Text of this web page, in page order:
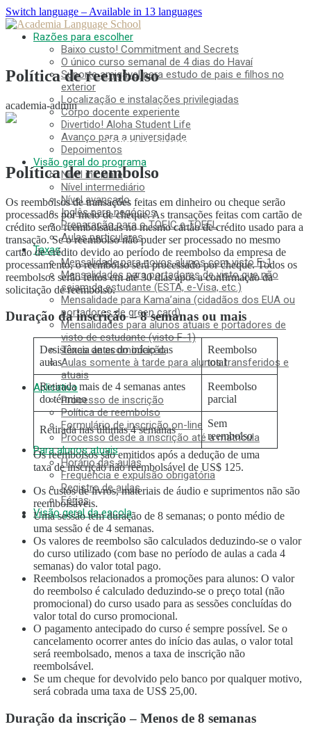
Switch language – Available in 13 languages
Razões para escolher
Baixo custo! Commitment and Secrets
O único curso semanal de 4 dias do Havaí
Suporte amigável para estudo de pais e filhos no
exterior
Localização e instalações privilegiadas
Corpo docente experiente
Divertido! Aloha Student Life
Avanço para a universidade
Depoimentos
Visão geral do programa
Nível iniciante
Nível intermediário
Nível avançado
Inglês para negócios
Preparação para o TOEIC e TOEFL
Aulas particulares
Taxas
Mensalidade para novos alunos com visto F-1
Mensalidades para portadores de visto que não
sejam de estudante (ESTA, e-Visa, etc.)
Mensalidade para Kama’aina (cidadãos dos EUA ou
portadores de green card)
Mensalidades para alunos atuais e portadores de
visto de estudante (visto F-1)
Taxas de acomodação
Aulas somente à tarde para alunos transferidos e
atuais
Aplicativo
Processo de inscrição
Política de reembolso
Formulário de inscrição on-line
Processo desde a inscrição até a matrícula
Para alunos atuais
Horário das aulas
Frequência e expulsão obrigatória
Registro de aulas
Férias
Visão geral da escola
MENU
Razões para escolher
Baixo custo! Commitment and Secrets
O único curso semanal de 4 dias do Havaí
Suporte amigável para estudo de pais e filhos no
exterior
Localização e instalações privilegiadas
Corpo docente experiente
Divertido! Aloha Student Life
Avanço para a universidade
Depoimentos
Visão geral do programa
Nível intermediário
Política de reembolso
academia-admin
Política de reembolso
Política de reembolso
Os reembolsos de transações feitas em dinheiro ou cheque serão
processados por meio de cheque. As transações feitas com cartão de
crédito serão reembolsadas no mesmo cartão de crédito usado para a
transação. Se o reembolso não puder ser processado no mesmo
cartão de crédito devido ao período de reembolso da empresa de
processamento, o reembolso será processado por cheque. Todos os
reembolsos serão feitos em até 30 dias após a confirmação da
solicitação de reembolso.
Duração da inscrição – 8 semanas ou mais
Desistência antes do início das
aulas
Reembolso
total
Retirada mais de 4 semanas antes
do término
Reembolso
parcial
Retirada nas últimas 4 semanas
Sem
reembolso
Os reembolsos são emitidos após a dedução de uma
taxa de inscrição não reembolsável de US$ 125.
Os custos de livros, materiais de áudio e suprimentos não são
reembolsáveis.
Uma sessão tem duração de 8 semanas; o ponto médio de
uma sessão é de 4 semanas.
Os valores de reembolso são calculados deduzindo-se o valor
do curso utilizado (com base no período de aulas a cada 4
semanas) do valor total pago.
Reembolsos relacionados a promoções para alunos: O valor
do reembolso é calculado deduzindo-se o preço total (não
promocional) do curso usado para as sessões concluídas do
valor total do curso promocional.
O pagamento antecipado do curso é sempre possível. Se o
cancelamento ocorrer antes do início das aulas, o valor total
será reembolsado, menos a taxa de inscrição não
reembolsável.
Se um cheque for devolvido pelo banco por qualquer motivo,
será cobrada uma taxa de US$ 25,00.
Duração da inscrição – Menos de 8 semanas